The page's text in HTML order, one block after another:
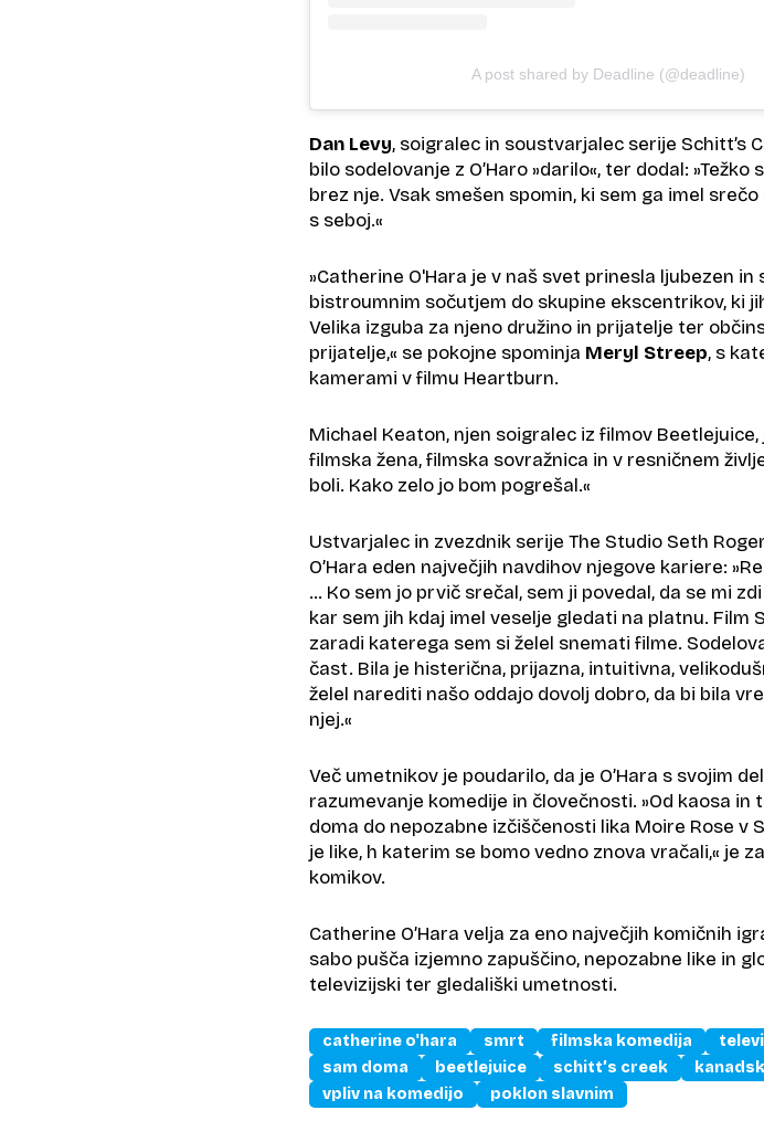
A post shared by Deadline (@deadline)
Dan Levy, soigralec in soustvarjalec serije Schitt’s
bilo sodelovanje z O’Haro »darilo«, ter dodal:
brez nje. Vsak smešen spomin, ki sem ga imel
s seboj.«
»Catherine O'Hara je v naš svet prinesla ljubezen in
bistroumnim sočutjem do skupine ekscentrikov, ki
Velika izguba za njeno družino in prijatelje ter
prijatelje,« se pokojne spominja Meryl Streep, s
kamerami v filmu Heartburn.
Michael Keaton, njen soigralec iz filmov Beetlejuice,
filmska žena, filmska sovražnica in v resničnem
boli. Kako zelo jo bom pogrešal.«
Ustvarjalec in zvezdnik serije The Studio Seth
O’Hara eden največjih navdihov njegove kariere:
… Ko sem jo prvič srečal, sem ji povedal, da se mi
kar sem jih kdaj imel veselje gledati na platnu. Film
zaradi katerega sem si želel snemati filme.
čast. Bila je histerična, prijazna, intuitivna,
želel narediti našo oddajo dovolj dobro, da bi bila
njej.«
Več umetnikov je poudarilo, da je O’Hara s svojim
razumevanje komedije in človečnosti. »Od kaosa in
doma do nepozabne izčiščenosti lika Moire Rose v
je like, h katerim se bomo vedno znova vračali,« je
komikov.
Catherine O’Hara velja za eno največjih komičnih
sabo pušča izjemno zapuščino, nepozabne like in
televizijski ter gledališki umetnosti.
catherine o'hara smrt filmska komedija
sam doma
beetlejuice schitt’s creek
vpliv na komedijo
poklon slavnim